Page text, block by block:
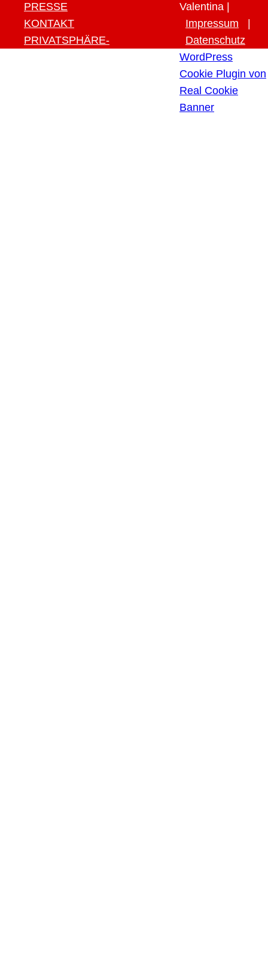
PRESSE
KONTAKT
PRIVATSPHÄRE-
Valentina |
Impressum
Datenschutz
WordPress
Cookie Plugin von
Real Cookie
Banner